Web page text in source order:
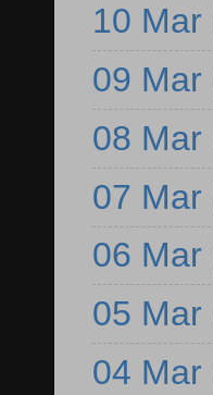
10 Mar
09 Mar
08 Mar
07 Mar
06 Mar
05 Mar
04 Mar